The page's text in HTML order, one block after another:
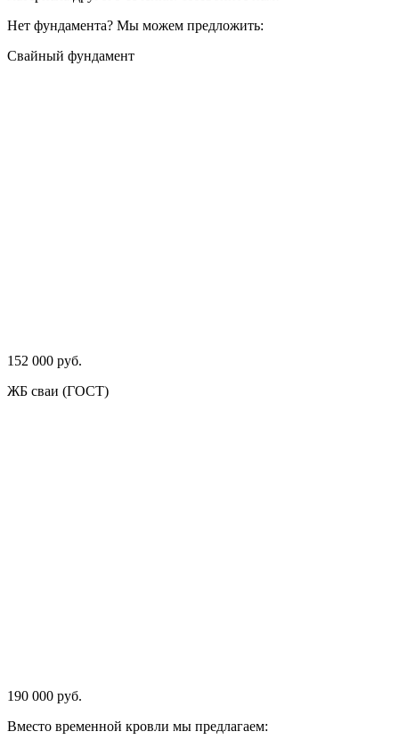
Нет фундамента? Мы можем предложить:
Свайный фундамент
152 000 руб.
ЖБ сваи (ГОСТ)
190 000 руб.
Вместо временной кровли мы предлагаем: